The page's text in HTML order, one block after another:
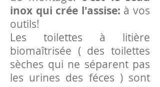
inox qui crée l'assise: à vos
outils!
Les toilettes à litière
biomaîtrisée ( des toilettes
sèches qui ne séparent pas
les urines des féces ) sont